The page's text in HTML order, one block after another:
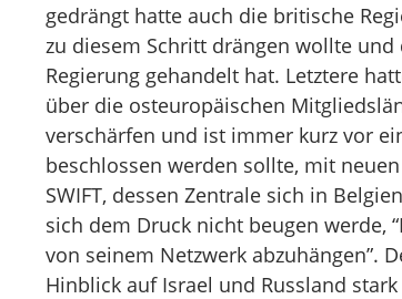
gedrängt hatte auch die britische
zu diesem Schritt drängen wollte
Regierung gehandelt hat. Letztere
über die osteuropäischen
verschärfen und ist immer kurz vor
beschlossen werden sollte, mit
SWIFT, dessen Zentrale sich in
sich dem Druck nicht beugen werde,
von seinem Netzwerk abzuhängen”.
Hinblick auf Israel und Russland